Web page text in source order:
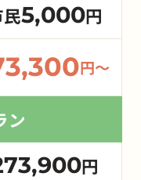
5,000円
円～
ン
円